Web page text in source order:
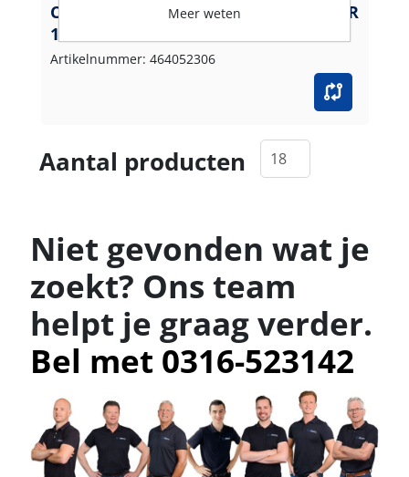
CARWASH COMFORT geel 6 x 6 M. DKR
1/4
Artikelnummer: 464052306
Aantal producten
Niet gevonden wat je
zoekt? Ons team
helpt je graag verder.
Bel met 0316-523142
Meer weten